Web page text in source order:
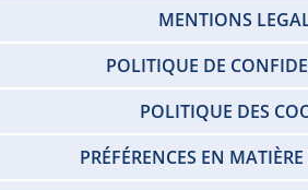
MENTIONS
POLITIQUE DE
POLITIQUE DES
PRÉFÉRENCES EN